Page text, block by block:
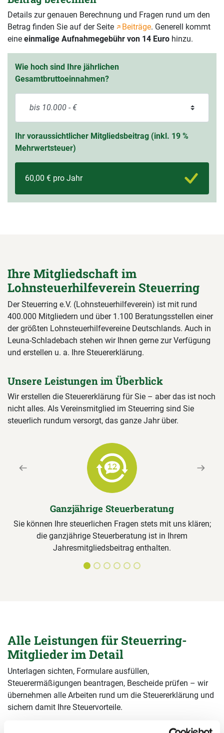
Details zur genauen Berechnung und Fragen rund um den
Betrag finden Sie auf der Seite
Beiträge. Generell kommt
eine einmalige Aufnahmegebühr von 14 Euro hinzu.
Wie hoch sind Ihre jährlichen
Gesamtbruttoeinnahmen?
Ihr voraussichtlicher Mitgliedsbeitrag (inkl. 19 %
Mehrwertsteuer)
60,00 € pro Jahr
Ihre Mitgliedschaft im
Lohnsteuerhilfeverein Steuerring
Der Steuerring e.V. (Lohnsteuerhilfeverein) ist mit rund
400.000 Mitgliedern und über 1.100 Beratungsstellen einer
der größten Lohnsteuerhilfevereine Deutschlands. Auch in
Leuna-Schladebach stehen wir Ihnen gerne zur Verfügung
und erstellen u. a. Ihre Steuererklärung.
Unsere Leistungen im Überblick
Wir erstellen die Steuererklärung für Sie – aber das ist noch
nicht alles. Als Vereinsmitglied im Steuerring sind Sie
steuerlich rundum versorgt, das ganze Jahr über.
Ganzjährige Steuerberatung
Sie können Ihre steuerlichen Fragen stets mit uns klären;
die ganzjährige Steuerberatung ist in Ihrem
Jahresmitgliedsbeitrag enthalten.
Previous Next
Alle Leistungen für Steuerring-
Mitglieder im Detail
Unterlagen sichten, Formulare ausfüllen,
Steuerermäßigungen beantragen, Bescheide prüfen – wir
übernehmen alle Arbeiten rund um die Steuererklärung und
sichern damit Ihre Steuervorteile.